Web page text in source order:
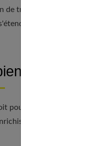
de trois jours pour
sur six mois,
de
pour l'entretien
votre